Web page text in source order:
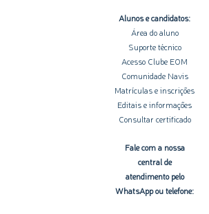
Alunos e candidatos:
Área do aluno
Suporte técnico
Acesso Clube EOM
Comunidade Navis
Matrículas e inscrições
Editais e informações
Consultar certificado
Fale com a nossa
central de
atendimento pelo
WhatsApp ou telefone: